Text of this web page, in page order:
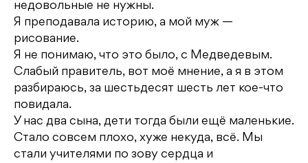
недовольные не нужны.
Я преподавала историю, а мой муж —
рисование.
Я не понимаю, что это было, с Медведевым.
Слабый правитель, вот моё мнение, а я в этом
разбираюсь, за шестьдесят шесть лет кое-что
повидала.
У нас два сына, дети тогда были ещё маленькие.
Стало совсем плохо, хуже некуда, всё. Мы
стали учителями по зову сердца и